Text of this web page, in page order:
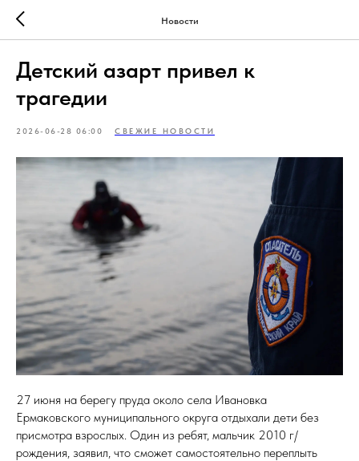
Новости
Детский азарт привел к
трагедии
2026-06-28 06:00 СВЕЖИЕ НОВОСТИ
27 июня на берегу пруда около села Ивановка
Ермаковского муниципального округа отдыхали дети без
присмотра взрослых. Один из ребят, мальчик 2010 г/
рождения, заявил, что сможет самостоятельно переплыть